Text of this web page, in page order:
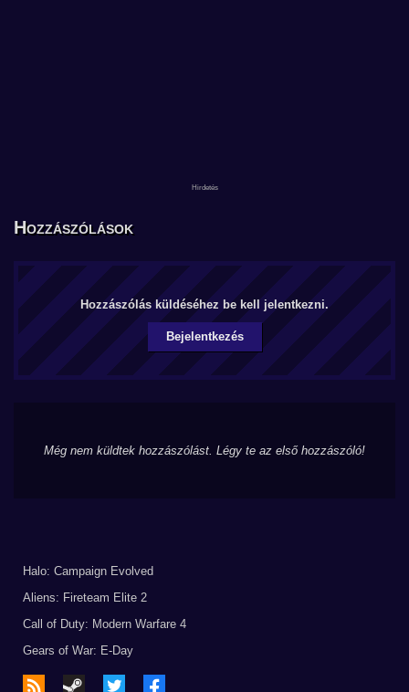
Hozzászólások
Hozzászólás küldéséhez be kell jelentkezni.
Bejelentkezés
Még nem küldtek hozzászólást. Légy te az első hozzászóló!
Halo: Campaign Evolved
Aliens: Fireteam Elite 2
Call of Duty: Modern Warfare 4
Gears of War: E-Day